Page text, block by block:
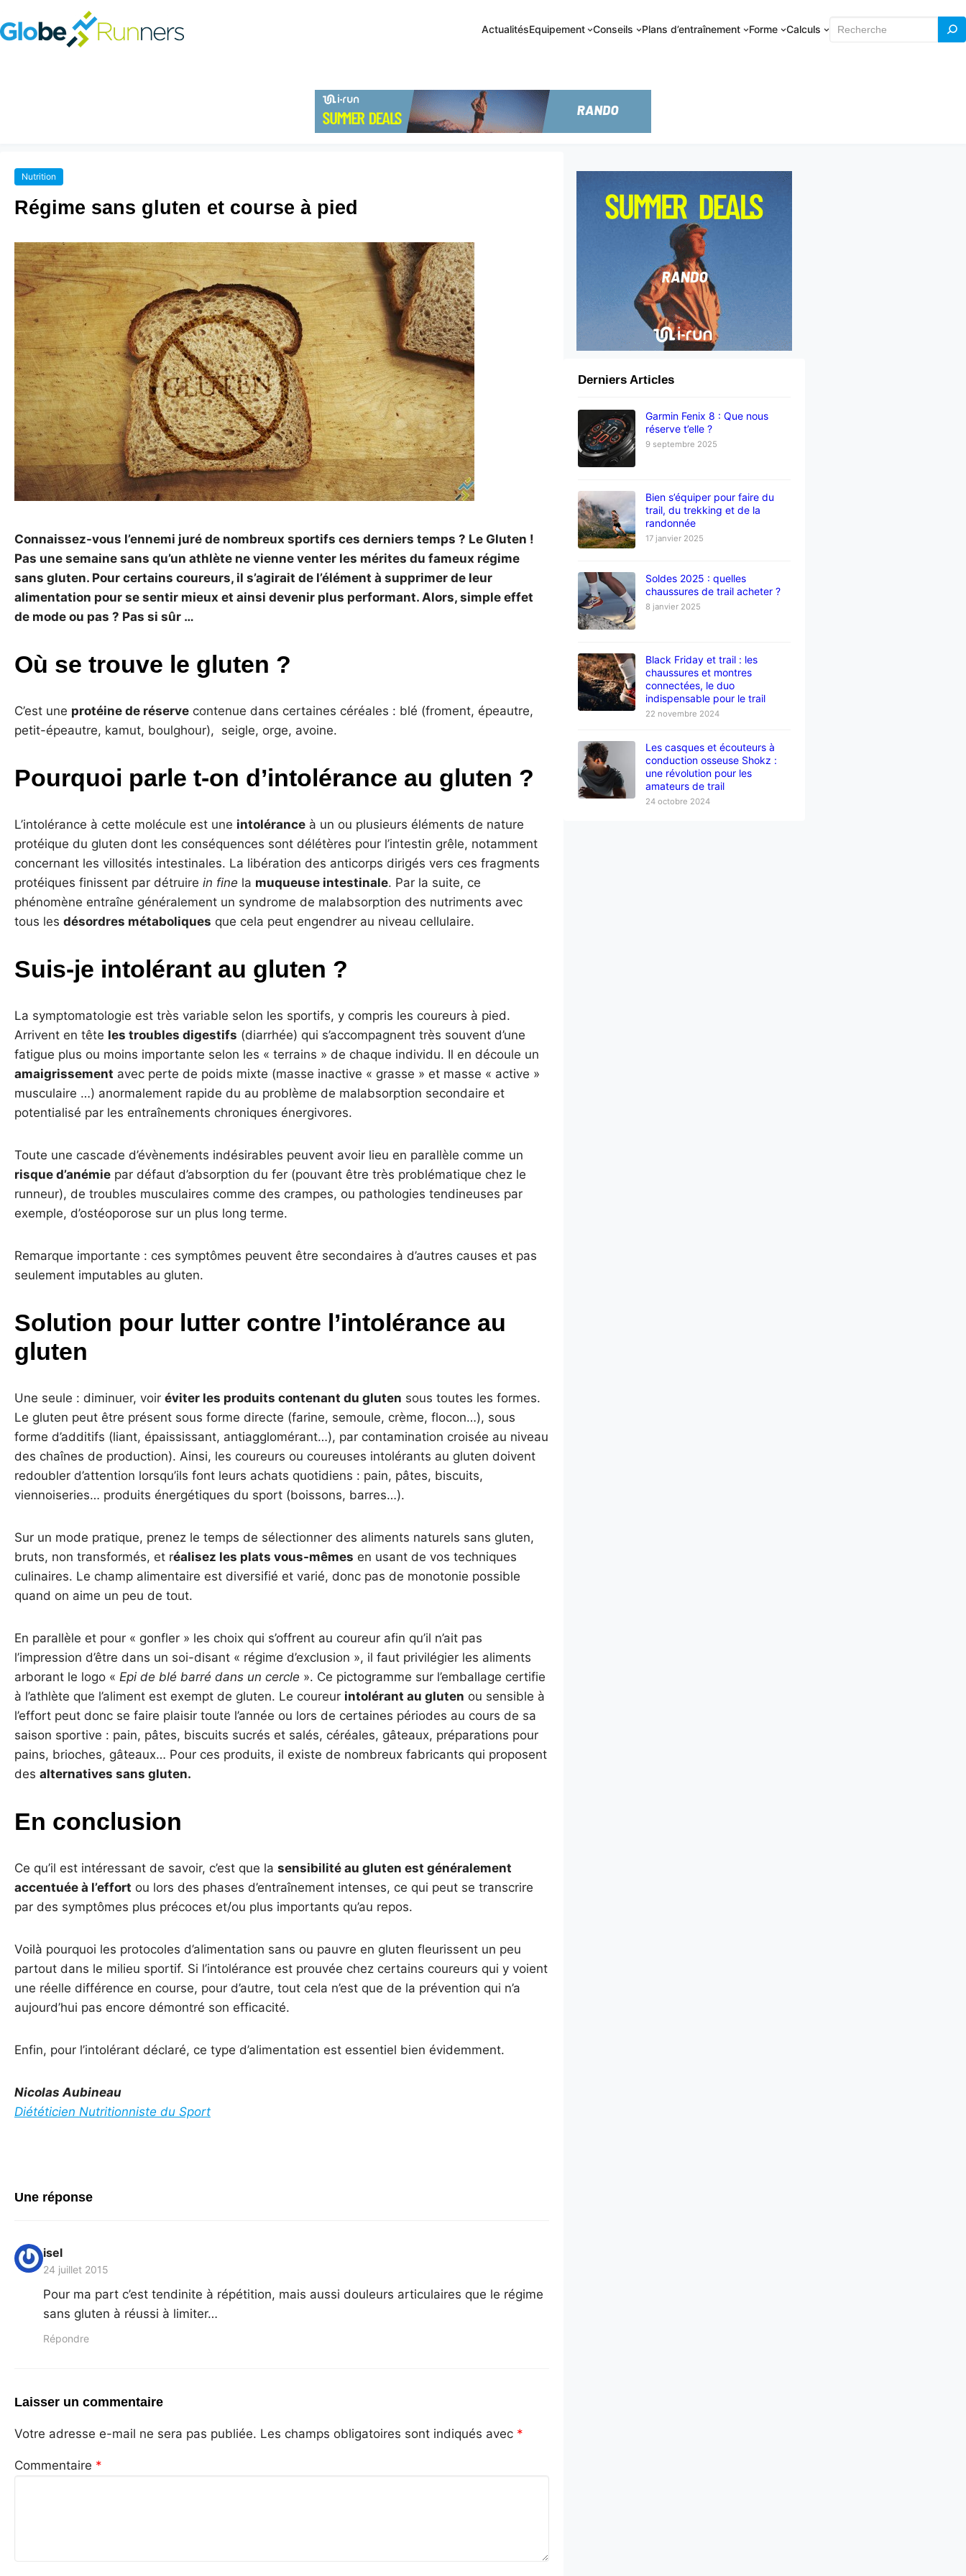
ActualitésEquipement Conseils Plans d’entraînement Forme Calculs Rechercher
Nutrition
Régime sans gluten et course à pied
Connaissez-vous l’ennemi juré de nombreux sportifs ces derniers temps ? Le Gluten !
Pas une semaine sans qu’un athlète ne vienne venter les mérites du fameux régime
sans gluten. Pour certains coureurs, il s’agirait de l’élément à supprimer de leur
alimentation pour se sentir mieux et ainsi devenir plus performant. Alors, simple effet
de mode ou pas ? Pas si sûr …
Où se trouve le gluten ?
C’est une protéine de réserve contenue dans certaines céréales : blé (froment, épeautre,
petit-épeautre, kamut, boulghour), seigle, orge, avoine.
Pourquoi parle t-on d’intolérance au gluten ?
L’intolérance à cette molécule est une intolérance à un ou plusieurs éléments de nature
protéique du gluten dont les conséquences sont délétères pour l’intestin grêle, notamment
concernant les villosités intestinales. La libération des anticorps dirigés vers ces fragments
protéiques finissent par détruire in fine la muqueuse intestinale. Par la suite, ce
phénomène entraîne généralement un syndrome de malabsorption des nutriments avec
tous les désordres métaboliques que cela peut engendrer au niveau cellulaire.
Suis-je intolérant au gluten ?
La symptomatologie est très variable selon les sportifs, y compris les coureurs à pied.
Arrivent en tête les troubles digestifs (diarrhée) qui s’accompagnent très souvent d’une
fatigue plus ou moins importante selon les « terrains » de chaque individu. Il en découle un
amaigrissement avec perte de poids mixte (masse inactive « grasse » et masse « active »
musculaire …) anormalement rapide du au problème de malabsorption secondaire et
potentialisé par les entraînements chroniques énergivores.
Toute une cascade d’évènements indésirables peuvent avoir lieu en parallèle comme un
risque d’anémie par défaut d’absorption du fer (pouvant être très problématique chez le
runneur), de troubles musculaires comme des crampes, ou pathologies tendineuses par
exemple, d’ostéoporose sur un plus long terme.
Remarque importante : ces symptômes peuvent être secondaires à d’autres causes et pas
seulement imputables au gluten.
Solution pour lutter contre l’intolérance au
gluten
Une seule : diminuer, voir éviter les produits contenant du gluten sous toutes les formes.
Le gluten peut être présent sous forme directe (farine, semoule, crème, flocon…), sous
forme d’additifs (liant, épaississant, antiagglomérant…), par contamination croisée au niveau
des chaînes de production). Ainsi, les coureurs ou coureuses intolérants au gluten doivent
redoubler d’attention lorsqu’ils font leurs achats quotidiens : pain, pâtes, biscuits,
viennoiseries… produits énergétiques du sport (boissons, barres…).
Sur un mode pratique, prenez le temps de sélectionner des aliments naturels sans gluten,
bruts, non transformés, et réalisez les plats vous-mêmes en usant de vos techniques
culinaires. Le champ alimentaire est diversifié et varié, donc pas de monotonie possible
quand on aime un peu de tout.
En parallèle et pour « gonfler » les choix qui s’offrent au coureur afin qu’il n’ait pas
l’impression d’être dans un soi-disant « régime d’exclusion », il faut privilégier les aliments
arborant le logo « Epi de blé barré dans un cercle ». Ce pictogramme sur l’emballage certifie
à l’athlète que l’aliment est exempt de gluten. Le coureur intolérant au gluten ou sensible à
l’effort peut donc se faire plaisir toute l’année ou lors de certaines périodes au cours de sa
saison sportive : pain, pâtes, biscuits sucrés et salés, céréales, gâteaux, préparations pour
pains, brioches, gâteaux… Pour ces produits, il existe de nombreux fabricants qui proposent
des alternatives sans gluten.
En conclusion
Ce qu’il est intéressant de savoir, c’est que la sensibilité au gluten est généralement
accentuée à l’effort ou lors des phases d’entraînement intenses, ce qui peut se transcrire
par des symptômes plus précoces et/ou plus importants qu’au repos.
Voilà pourquoi les protocoles d’alimentation sans ou pauvre en gluten fleurissent un peu
partout dans le milieu sportif. Si l’intolérance est prouvée chez certains coureurs qui y voient
une réelle différence en course, pour d’autre, tout cela n’est que de la prévention qui n’a
aujourd’hui pas encore démontré son efficacité.
Enfin, pour l’intolérant déclaré, ce type d’alimentation est essentiel bien évidemment.
Nicolas Aubineau
Diététicien Nutritionniste du Sport
Une réponse
isel
24 juillet 2015
Pour ma part c’est tendinite à répétition, mais aussi douleurs articulaires que le régime
sans gluten à réussi à limiter…
Répondre
Laisser un commentaire
Votre adresse e-mail ne sera pas publiée. Les champs obligatoires sont indiqués avec *
Commentaire *
Derniers Articles
Garmin Fenix 8 : Que nous
réserve t’elle ?
9 septembre 2025
Bien s’équiper pour faire du
trail, du trekking et de la
randonnée
17 janvier 2025
Soldes 2025 : quelles
chaussures de trail acheter ?
8 janvier 2025
Black Friday et trail : les
chaussures et montres
connectées, le duo
indispensable pour le trail
22 novembre 2024
Les casques et écouteurs à
conduction osseuse Shokz :
une révolution pour les
amateurs de trail
24 octobre 2024